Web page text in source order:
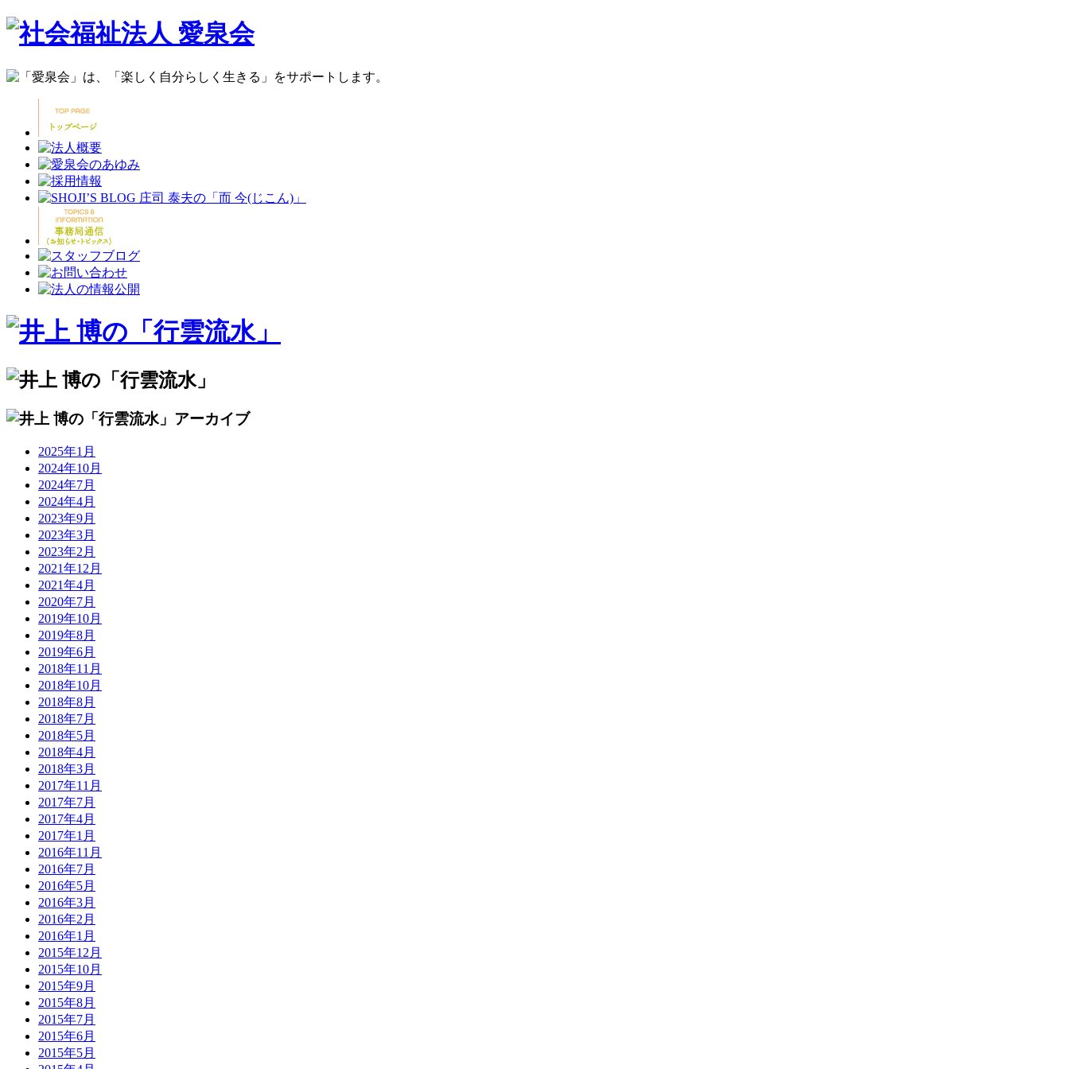
2025年1月
2024年10月
2024年7月
2024年4月
2023年9月
2023年3月
2023年2月
2021年12月
2021年4月
2020年7月
2019年10月
2019年8月
2019年6月
2018年11月
2018年10月
2018年8月
2018年7月
2018年5月
2018年4月
2018年3月
2017年11月
2017年7月
2017年4月
2017年1月
2016年11月
2016年7月
2016年5月
2016年3月
2016年2月
2016年1月
2015年12月
2015年10月
2015年9月
2015年8月
2015年7月
2015年6月
2015年5月